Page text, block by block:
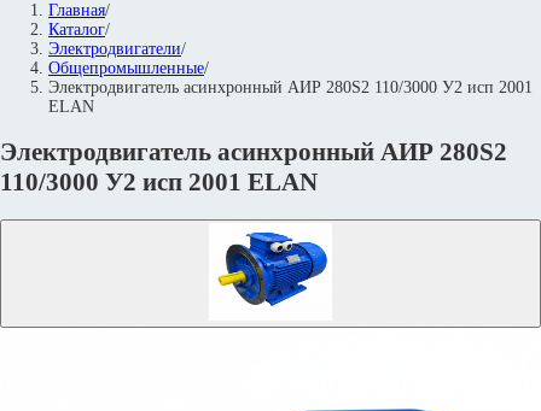
Главная/
Каталог/
Электродвигатели/
Общепромышленные/
Электродвигатель асинхронный АИР 280S2 110/3000 У2 исп 2001
ELAN
Электродвигатель асинхронный АИР 280S2
110/3000 У2 исп 2001 ELAN